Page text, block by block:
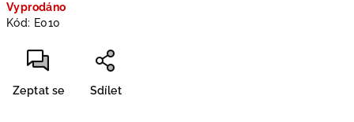
cena:
Vyprodáno
Kód: E010
Zeptat se Sdílet